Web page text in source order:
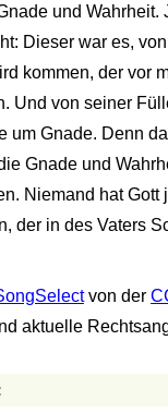
und Wahrheit.
Dieser war es,
kommen, der vor
Und von seiner
um Gnade. Denn
Gnade und
Niemand hat Gott
der in des Vaters
von der
aktuelle